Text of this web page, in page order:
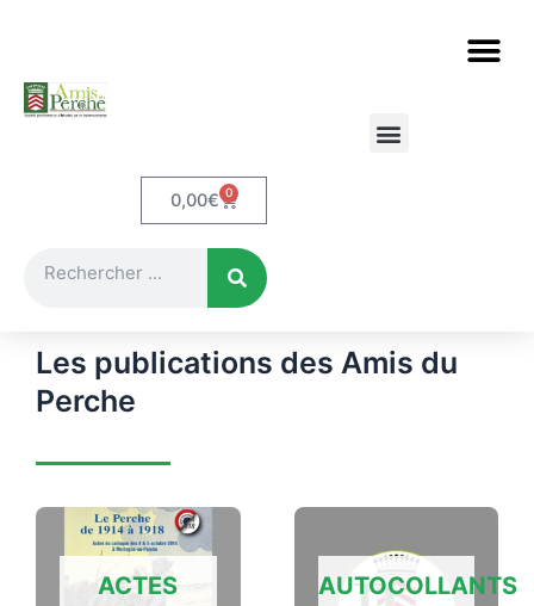
0,00€ 0 Panier
Les publications des Amis du
Perche
ACTES
AUTOCOLLANTS